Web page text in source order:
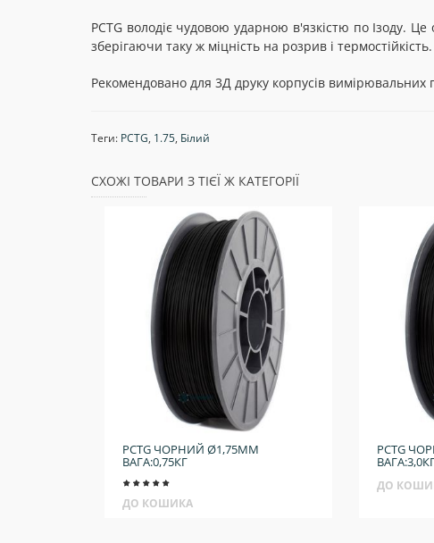
PCTG володіє чудовою ударною в'язкістю по Ізоду.
зберігаючи таку ж міцність на розрив і термостійкість.
Рекомендовано для 3Д друку корпусів вимірювальних
Теги: PCTG, 1.75, Білий
СХОЖІ ТОВАРИ З ТІЄЇ Ж КАТЕГОРІЇ
PCTG ЧОРНИЙ Ø1,75ММ
ВАГА:0,75КГ
ДО КОШИКА
PCTG
ДО